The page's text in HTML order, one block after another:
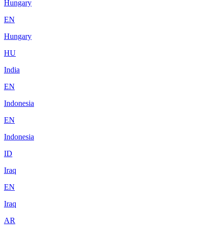
Hungary
EN
Hungary
HU
India
EN
Indonesia
EN
Indonesia
ID
Iraq
EN
Iraq
AR